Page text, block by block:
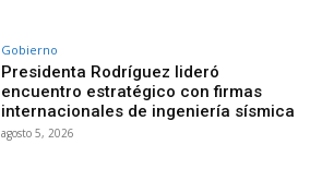
Gobierno
Presidenta Rodríguez lideró
encuentro estratégico con firmas
internacionales de ingeniería sísmica
agosto 5, 2026